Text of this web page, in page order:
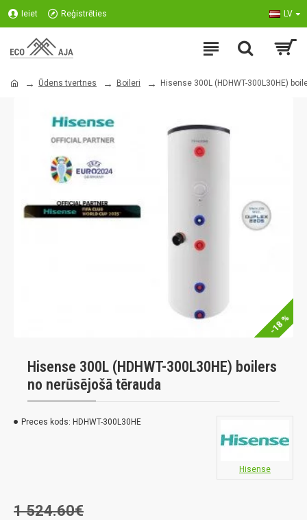
Ieiet Reģistrēties LV
Ūdens tvertnes Boileri Hisense 300L (HDHWT-300L30HE)
-18 %
Hisense 300L (HDHWT-300L30HE) boilers
no nerūsējošā tērauda
Preces kods: HDHWT-300L30HE
Hisense
1 524.60€